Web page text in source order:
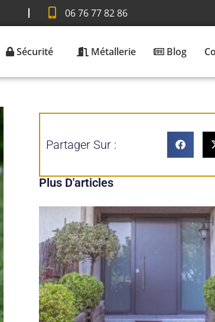
06 76 77 82 86
Sécurité Métallerie Blog
Partager Sur :
Plus D'articles